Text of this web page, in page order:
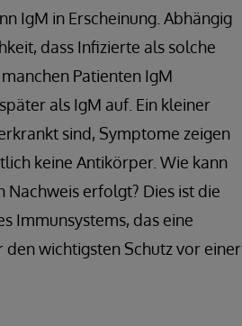
IgM in Erscheinung. Abhängig
dass Infizierte als solche
Patienten IgM
als IgM auf. Ein kleiner
sind, Symptome zeigen
keine Antikörper. Wie kann
Nachweis erfolgt? Dies ist die
Immunsystems, das eine
wichtigsten Schutz vor einer